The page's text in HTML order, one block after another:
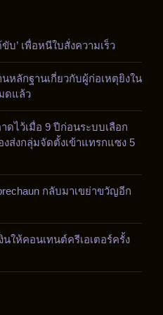
บ’ เพื่อหนีใบสั่งความเร็ว
หลักฐานเกี่ยวกับผู้ก่อเหตุยิงใน
ดแล้ว
ดไว้เมื่อ 9 ปีก่อนระบบเลือก
งส่งกลุ่มจัดตั้งเข้าแทรกแซง 5
กลับมาเขย่าขวัญอีก
ให้คอนเทนต์ครีเอเตอร์ครั้ง